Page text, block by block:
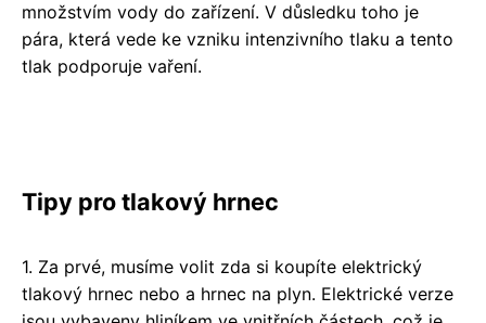
množstvím vody do zařízení. V důsledku toho je
pára, která vede ke vzniku intenzivního tlaku a tento
tlak podporuje vaření.
Tipy pro tlakový hrnec
1. Za prvé, musíme volit zda si koupíte elektrický
tlakový hrnec nebo a hrnec na plyn. Elektrické verze